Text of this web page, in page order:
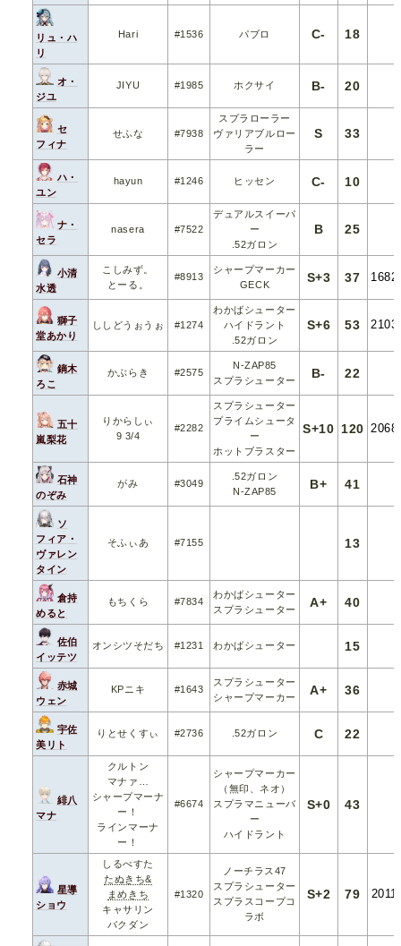
リュ・ハ
リ
Hari #1536 パブロ C- 18
オ・
ジユ
JIYU #1985 ホクサイ B- 20
セ
フィナ
せふな #7938
スプラローラー
ヴァリアブルロー
ラー
S 33
ハ・
ユン
hayun #1246 ヒッセン C- 10
ナ・
セラ
nasera #7522
デュアルスイーパ
ー
.52ガロン
B 25
小清
水透
こしみず。
とーる。
#8913
シャープマーカー
GECK
S+3 37
獅子
堂あかり
ししどうぉうぉ #1274
わかばシューター
ハイドラント
.52ガロン
S+6 53
鏑木
ろこ
かぶらき #2575
N-ZAP85
スプラシューター
B- 22
五十
嵐梨花
りからしぃ
9 3/4
#2282
スプラシューター
プライムシュータ
ー
ホットブラスター
S+10 120
石神
のぞみ
がみ #3049
.52ガロン
N-ZAP85
B+ 41
ソ
フィア・
ヴァレン
タイン
そふぃあ #7155 13
倉持
めると
もちくら #7834
わかばシューター
スプラシューター
A+ 40
佐伯
イッテツ
オンシツそだち #1231 わかばシューター 15
赤城
ウェン
KPニキ #1643
スプラシューター
シャープマーカー
A+ 36
宇佐
美リト
りとせくすぃ #2736 .52ガロン C 22
緋八
マナ
クルトン
マナァ…
シャープマーナ
ー！
ラインマーナ
ー！
#6674
シャープマーカー
（無印、ネオ）
スプラマニューバ
ー
ハイドラント
S+0 43
星導
ショウ
しるべすた
たぬきち&
まめきち
キャサリン
バクダン
#1320
ノーチラス47
スプラシューター
スプラスコープコ
ラボ
S+2 79